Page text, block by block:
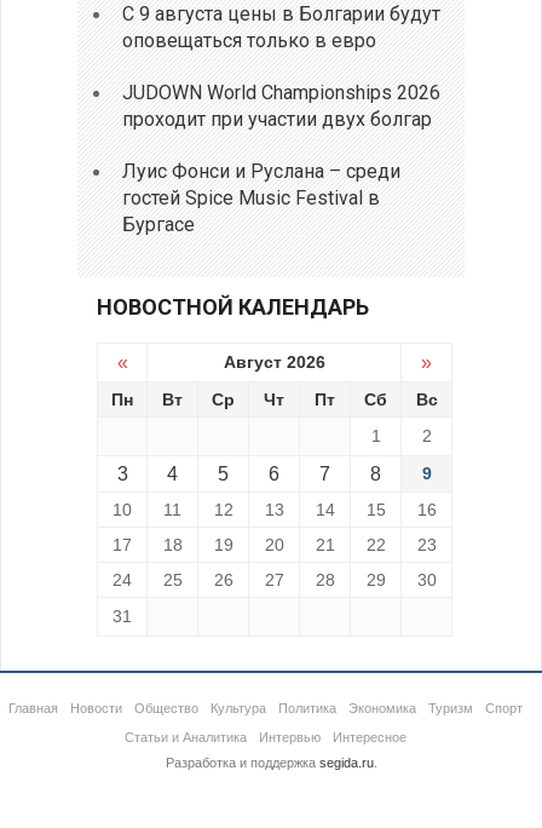
С 9 августа цены в Болгарии будут
оповещаться только в евро
JUDOWN World Championships 2026
проходит при участии двух болгар
Луис Фонси и Руслана – среди
гостей Spice Music Festival в
Бургасе
НОВОСТНОЙ КАЛЕНДАРЬ
« Август 2026 »
Пн Вт Ср Чт Пт Сб
Вс
1
2
3 4 5 6 7 8
9
10
11 12 13 14 15
16
17
18 19 20 21 22
23
24
25 26 27 28 29
30
31
Главная Новости Общество Культура Политика Экономика Туризм
Спорт
Статьи и Аналитика
Интервью
Интересное
Разработка и поддержка segida.ru.